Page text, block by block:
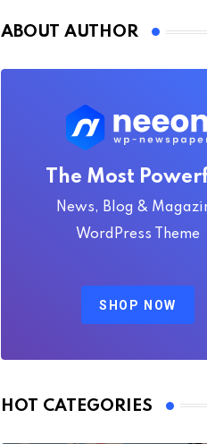
ABOUT AUTHOR
The Most
News, Blog &
WordPress Theme
SHOP NOW
HOT CATEGORIES